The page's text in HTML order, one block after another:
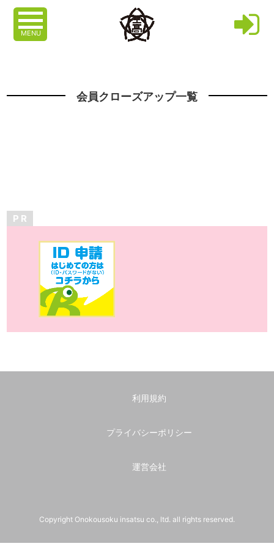
MENU
会員クローズアップ一覧
P R
利用規約
プライバシーポリシー
運営会社
Copyright Onokousoku insatsu co., ltd. all rights reserved.